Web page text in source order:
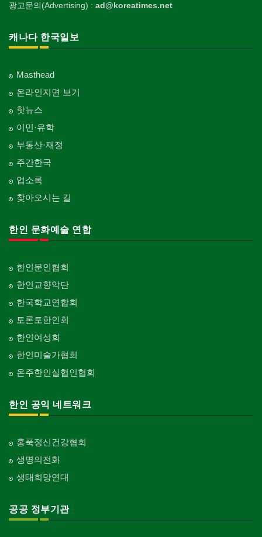
광고문의(Advertising) : ad@koreatimes.net
캐나다 한국일보
Masthead
온라인지면 보기
핫뉴스
이민·유학
부동산·재정
주간한국
업소록
찾아오시는 길
한인 문화예술 연합
한인문인협회
한인교향악단
한국학교연합회
토론토한인회
한인여성회
한인미술가협회
온주한인실협인협회
한인 공익 네트워크
홍푹정신건강협회
생명의전화
생태희망연대
공공 정부기관